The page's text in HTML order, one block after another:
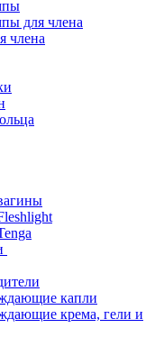
для члена
члена
капли
крема, гели и